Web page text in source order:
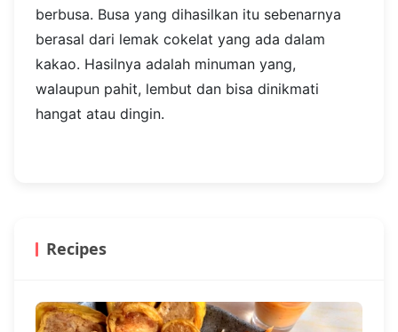
berbusa. Busa yang dihasilkan itu sebenarnya
berasal dari lemak cokelat yang ada dalam
kakao. Hasilnya adalah minuman yang,
walaupun pahit, lembut dan bisa dinikmati
hangat atau dingin.
Recipes